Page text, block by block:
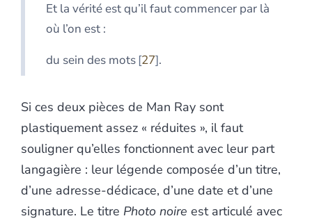
Et la vérité est qu’il faut commencer par là
où l’on est :
du sein des mots 27 .
Si ces deux pièces de Man Ray sont
plastiquement assez « réduites », il faut
souligner qu’elles fonctionnent avec leur part
langagière : leur légende composée d’un titre,
d’une adresse-dédicace, d’une date et d’une
signature. Le titre Photo noire est articulé avec